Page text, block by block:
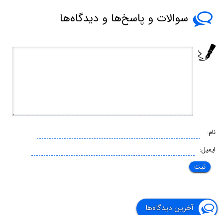
سوالات و پاسخ‌ها و دیدگاه‌ها
نام:
ایمیل:
آخرین دیدگاه‌ها